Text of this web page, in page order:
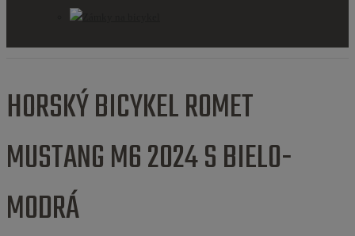
HORSKÝ BICYKEL ROMET
MUSTANG M6 2024 S BIELO-
MODRÁ